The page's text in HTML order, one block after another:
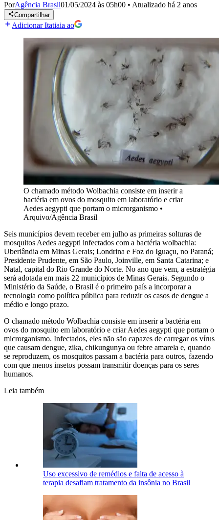
PorAgência Brasil01/05/2024 às 05h00 • Atualizado há 2 anos
Compartilhar
Adicionar Itatiaia ao
O chamado método Wolbachia consiste em inserir a
bactéria em ovos do mosquito em laboratório e criar
Aedes aegypti que portam o microrganismo •
Arquivo/Agência Brasil
Seis municípios devem receber em julho as primeiras solturas de
mosquitos Aedes aegypti infectados com a bactéria wolbachia:
Uberlândia em Minas Gerais; Londrina e Foz do Iguaçu, no Paraná;
Presidente Prudente, em São Paulo, Joinville, em Santa Catarina; e
Natal, capital do Rio Grande do Norte. No ano que vem, a estratégia
será adotada em mais 22 municípios de Minas Gerais. Segundo o
Ministério da Saúde, o Brasil é o primeiro país a incorporar a
tecnologia como política pública para reduzir os casos de dengue a
médio e longo prazo.
O chamado método Wolbachia consiste em inserir a bactéria em
ovos do mosquito em laboratório e criar Aedes aegypti que portam o
microrganismo. Infectados, eles não são capazes de carregar os vírus
que causam dengue, zika, chikungunya ou febre amarela e, quando
se reproduzem, os mosquitos passam a bactéria para outros, fazendo
com que menos insetos possam transmitir doenças para os seres
humanos.
Leia também
Uso excessivo de remédios e falta de acesso à
terapia desafiam tratamento da insônia no Brasil